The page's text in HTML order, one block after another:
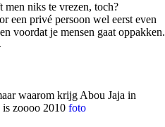
men niks te vrezen, toch?
een privé persoon wel eerst even
voordat je mensen gaat oppakken.
waarom krijg Abou Jaja in
is zoooo 2010 foto